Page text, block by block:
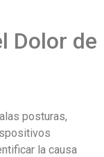
Dolor de
posturas,
la causa